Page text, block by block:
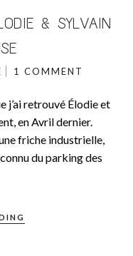
& SYLVAIN
1 COMMENT
j’ai retrouvé Élodie et
en Avril dernier.
friche industrielle,
du parking des